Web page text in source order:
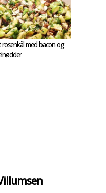
rosenkål med bacon og